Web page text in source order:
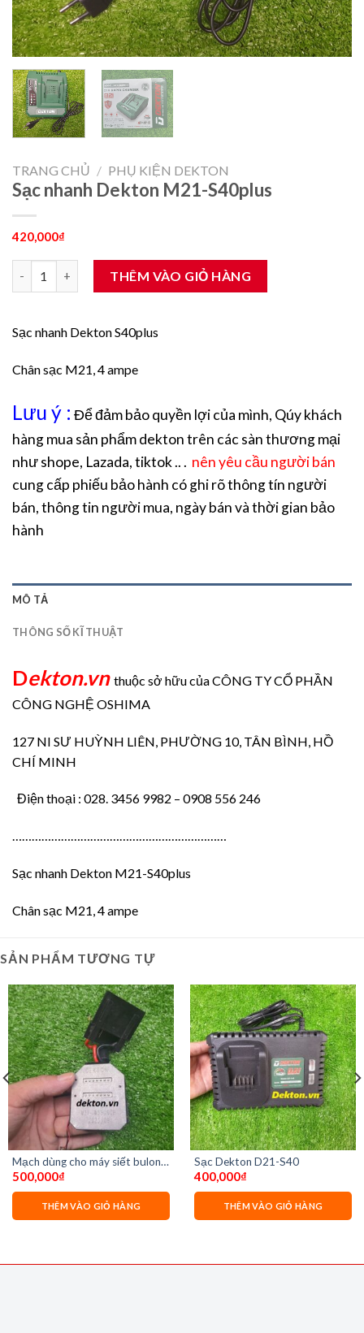
TRANG CHỦ / PHỤ KIỆN DEKTON
Sạc nhanh Dekton M21-S40plus
420,000₫
Sạc nhanh Dekton M21-S40plus số lượng
THÊM VÀO GIỎ HÀNG
Sạc nhanh Dekton S40plus
Chân sạc M21, 4 ampe
Lưu ý : Để đảm bảo quyền lợi của mình, Qúy khách
hàng mua sản phẩm dekton trên các sàn thương mại
như shope, Lazada, tiktok .. . nên yêu cầu người bán
cung cấp phiếu bảo hành có ghi rõ thông tín người
bán, thông tin người mua, ngày bán và thời gian bảo
hành
MÔ TẢ
THÔNG SỐ KĨ THUẬT
Dekton.vn thuộc sở hữu của CÔNG TY CỔ PHẦN
CÔNG NGHỆ OSHIMA
127 NI SƯ HUỲNH LIÊN, PHƯỜNG 10, TÂN BÌNH, HỒ
CHÍ MINH
Điện thoại : 028. 3456 9982 – 0908 556 246
…………………………………………………………
Sạc nhanh Dekton M21-S40plus
Chân sạc M21, 4 ampe
SẢN PHẨM TƯƠNG TỰ
Mạch dùng cho máy siết bulon
dekton 590ncp
500,000₫
THÊM VÀO GIỎ HÀNG
Sạc Dekton D21-S40
400,000₫
THÊM VÀO GIỎ HÀNG